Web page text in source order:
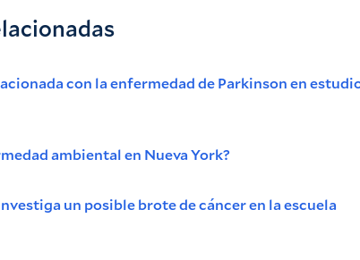
con la enfermedad de Parkinson en
ambiental en Nueva York?
un posible brote de cáncer en la escuela